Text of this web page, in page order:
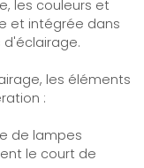
les couleurs et
et intégrée dans
les éléments
:
de lampes
le court de